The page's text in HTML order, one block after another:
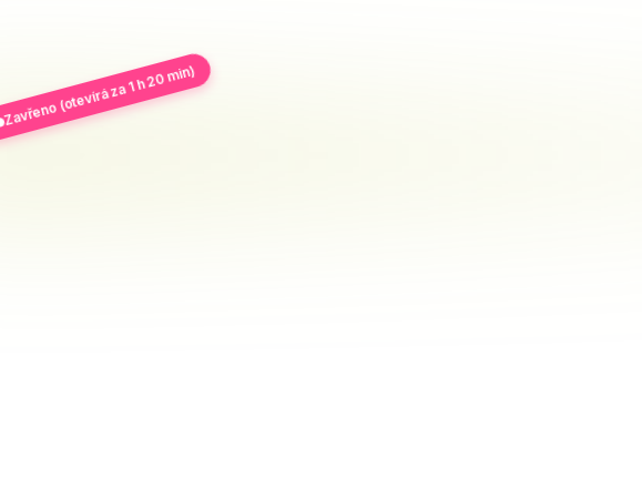
Zavřeno (otevírá za 1 h 20 min)